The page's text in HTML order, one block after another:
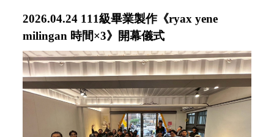
2026.04.24 111級畢業製作《ryax yene
milingan 時間×3》開幕儀式